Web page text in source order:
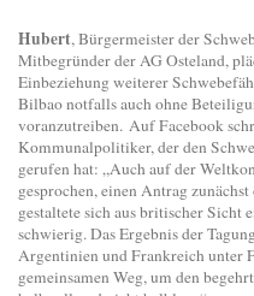
Hubert, Bürgermeister der
Mitbegründer der AG Osteland,
Einbeziehung weiterer
Bilbao notfalls auch ohne
voranzutreiben. Auf Facebook
Kommunalpolitiker, der den
gerufen hat: „Auch auf der
gesprochen, einen Antrag
gestaltete sich aus britischer
schwierig. Das Ergebnis der
Argentinien und Frankreich unter
gemeinsamen Weg, um den